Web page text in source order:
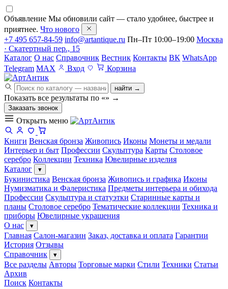
Объявление Мы обновили сайт — стало удобнее, быстрее и
приятнее. Что нового
+7 495 657-84-59 info@artantique.ru Пн–Пт 10:00–19:00 Москва
· Скатертный пер., 15
Каталог О нас Справочник Вестник Контакты ВК WhatsApp
Telegram MAX Вход Корзина
найти →
Показать все результаты по «» →
Заказать звонок
Открыть меню
Книги Венская бронза Живопись Иконы Монеты и медали
Интерьер и быт Профессии Скульптура Карты Столовое
серебро Коллекции Техника Ювелирные изделия
Каталог
▾
Букинистика Венская бронза Живопись и графика Иконы
Нумизматика и Фалеристика Предметы интерьера и обихода
Профессии Скульптура и статуэтки Старинные карты и
планы Столовое серебро Тематические коллекции Техника и
приборы Ювелирные украшения
О нас
▾
Главная Салон-магазин Заказ, доставка и оплата Гарантии
История Отзывы
Справочник
▾
Все разделы Авторы Торговые марки Стили Техники Статьи
Архив
Поиск Контакты